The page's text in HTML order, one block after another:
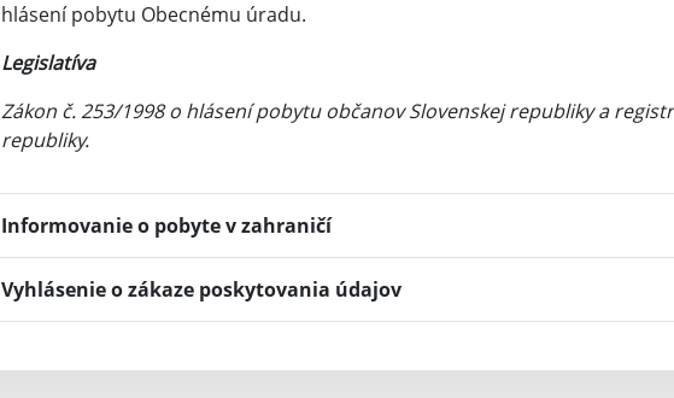
hlásení pobytu Obecnému úradu.
Legislatíva
Zákon č. 253/1998 o hlásení pobytu občanov Slovenskej republiky a
republiky.
Informovanie o pobyte v zahraničí
Vyhlásenie o zákaze poskytovania údajov